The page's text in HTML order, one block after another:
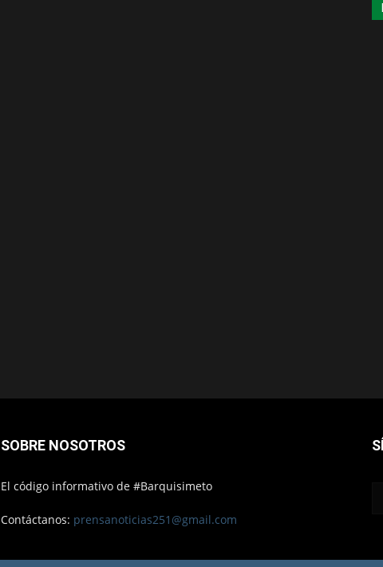
SOBRE NOSOTROS
El código informativo de #Barquisimeto
Contáctanos: prensanoticias251@gmail.com